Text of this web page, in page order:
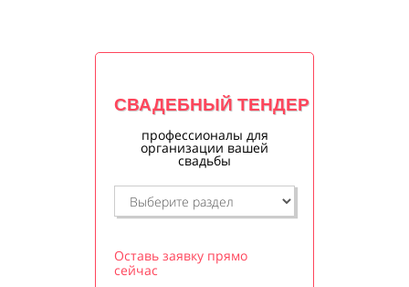
СВАДЕБНЫЙ ТЕНДЕР
профессионалы для
организации вашей
свадьбы
Оставь заявку прямо
сейчас